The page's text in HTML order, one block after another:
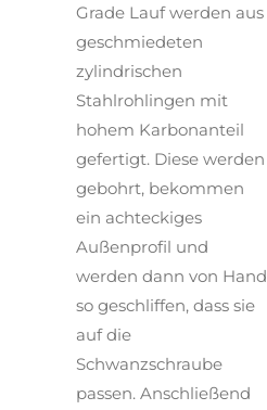
Grade Lauf werden aus
geschmiedeten
zylindrischen
Stahlrohlingen mit
hohem Karbonanteil
gefertigt. Diese werden
gebohrt, bekommen
ein achteckiges
Außenprofil und
werden dann von Hand
so geschliffen, dass sie
auf die
Schwanzschraube
passen. Anschließend